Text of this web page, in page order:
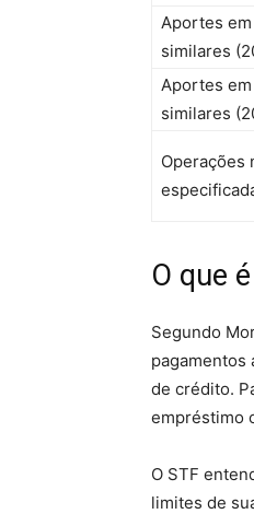
Aportes em
similares
Aportes em
similares
Operações
O que
Segundo
pagamentos
de crédito.
empréstimo
O STF
limites de